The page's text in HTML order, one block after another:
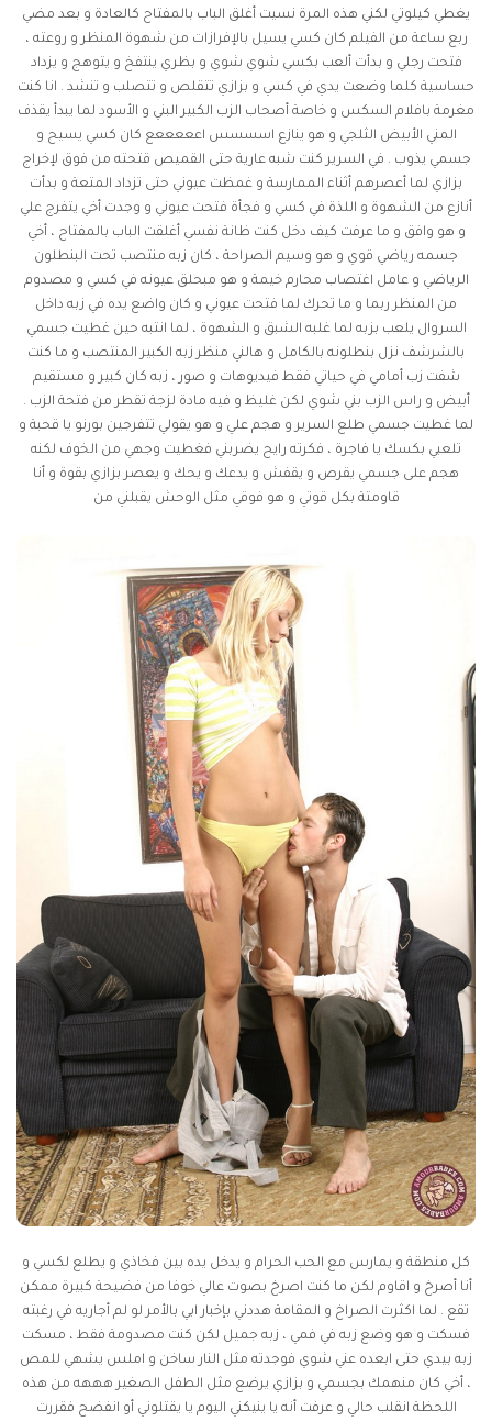
يغطي كيلوتي لكني هذه المرة نسيت أغلق الباب بالمفتاح كالعادة و بعد مضي
ربع ساعة من الفيلم كان كسي يسيل بالإفرازات من شهوة المنظر و روعته ،
فتحت رجلي و بدأت ألعب بكسي شوي شوي و بظري ينتفخ و يتوهج و يزداد
حساسية كلما وضعت يدي في كسي و بزازي تتقلص و تتصلب و تنشد . انا كنت
مغرمة بافلام السكس و خاصة أصحاب الزب الكبير البني و الأسود لما يبدأ يقذف
المني الأبيض الثلجي و هو ينازع اسسسس اعععععع كان كسي يسيح و
جسمي يذوب . في السرير كنت شبه عارية حتى القميص قتحته من فوق لإخراج
بزازي لما أعصرهم أثناء الممارسة و غمظت عيوني حتى تزداد المتعة و بدأت
أنازع من الشهوة و اللذة في كسي و فجأة فتحت عيوني و وجدت أخي يتفرج علي
و هو وافق و ما عرفت كيف دخل كنت ظانة نفسي أغلقت الباب بالمفتاح ، أخي
جسمه رياضي قوي و هو وسيم الصراحة ، كان زبه منتصب تحت البنطلون
الرياضي و عامل اغتصاب محارم خيمة و هو مبحلق عيونه في كسي و مصدوم
من المنظر ربما و ما تحرك لما فتحت عيوني و كان واضع يده في زبه داخل
السروال يلعب بزبه لما غلبه الشبق و الشهوة ، لما انتبه حين غطيت جسمي
بالشرشف نزل بنطلونه بالكامل و هالني منظر زبه الكبير المنتصب و ما كنت
شفت زب أمامي في حياتي فقط فيديوهات و صور ، زبه كان كبير و مستقيم
أبيض و راس الزب بني شوي لكن غليظ و فيه مادة لزجة تقطر من فتحة الزب .
لما غطيت جسمي طلع السرير و هجم علي و هو يقولي تتفرجين بورنو يا قحبة و
تلعبي بكسك يا فاجرة ، فكرته رايح يضربني فغطيت وجهي من الخوف لكنه
هجم على جسمي يقرص و يقفش و يدعك و يحك و يعصر بزازي بقوة و أنا
قاومتة بكل قوتي و هو فوقي مثل الوحش يقبلني من
كل منطقة و يمارس مع الحب الحرام و يدخل يده بين فخاذي و يطلع لكسي و
أنا أصرخ و اقاوم لكن ما كنت اصرخ بصوت عالي خوفا من فضيحة كبيرة ممكن
تقع . لما اكثرت الصراخ و المقامة هددني بإخبار ابي بالأمر لو لم أجاريه في رغبته
فسكت و هو وضع زبه في فمي ، زبه جميل لكن كنت مصدومة فقط ، مسكت
زبه بيدي حتى ابعده عني شوي فوجدته مثل النار ساخن و املس يشهي للمص
، أخي كان منهمك بجسمي و بزازي يرضع مثل الطفل الصغير هههه من هذه
اللحظة انقلب حالي و عرفت أنه يا ينيكني اليوم يا يقتلوني أو انفضح فقررت